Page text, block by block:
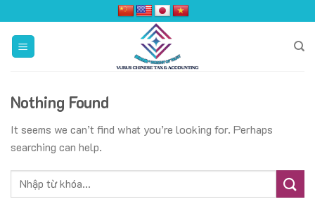
to
content
Nothing Found
It seems we can’t find what you’re looking for. Perhaps
searching can help.